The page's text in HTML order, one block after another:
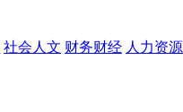
社会人文 财务财经 人力资源